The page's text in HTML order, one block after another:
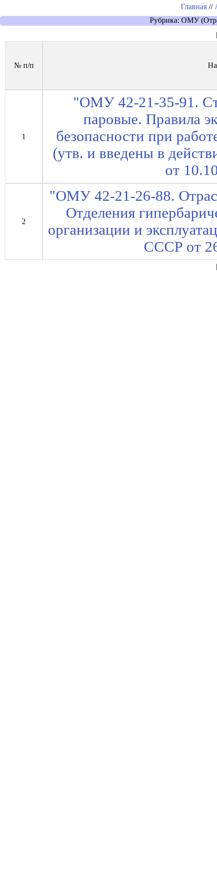
Главная //
Рубрика: ОМУ
№ п/п
1
"ОМУ 42-21-35-91.
паровые. Правила
безопасности при
(утв. и введены в
от
2
"ОМУ 42-21-26-88.
Отделения
организации и
СССР от